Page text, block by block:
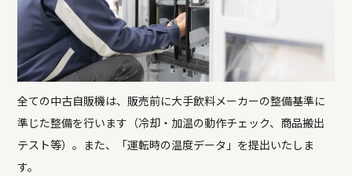
全ての中古自販機は、販売前に大手飲料メーカーの整備基準に
準じた整備を行います（冷却・加温の動作チェック、商品搬出
テスト等）。また、「運転時の温度データ」を提出いたしま
す。